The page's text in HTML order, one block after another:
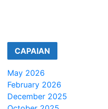
CAPAIAN
May 2026
February 2026
December 2025